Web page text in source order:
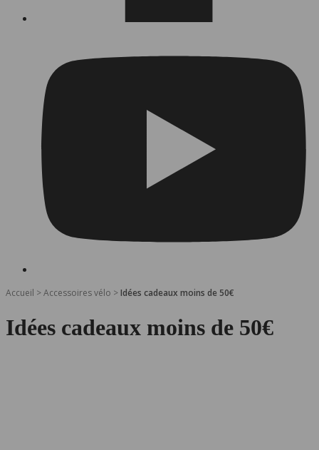
Accueil >Accessoires vélo >Idées cadeaux moins de 50€
Idées cadeaux moins de 50€